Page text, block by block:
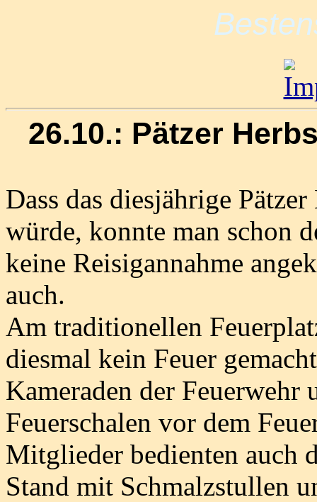
26.10.: Pätzer
Dass das diesjährige
würde, konnte man schon
keine Reisigannahme
auch.
Am traditionellen
diesmal kein Feuer
Kameraden der Feuerwehr
Feuerschalen vor dem
Mitglieder bedienten auch
Stand mit Schmalzstullen